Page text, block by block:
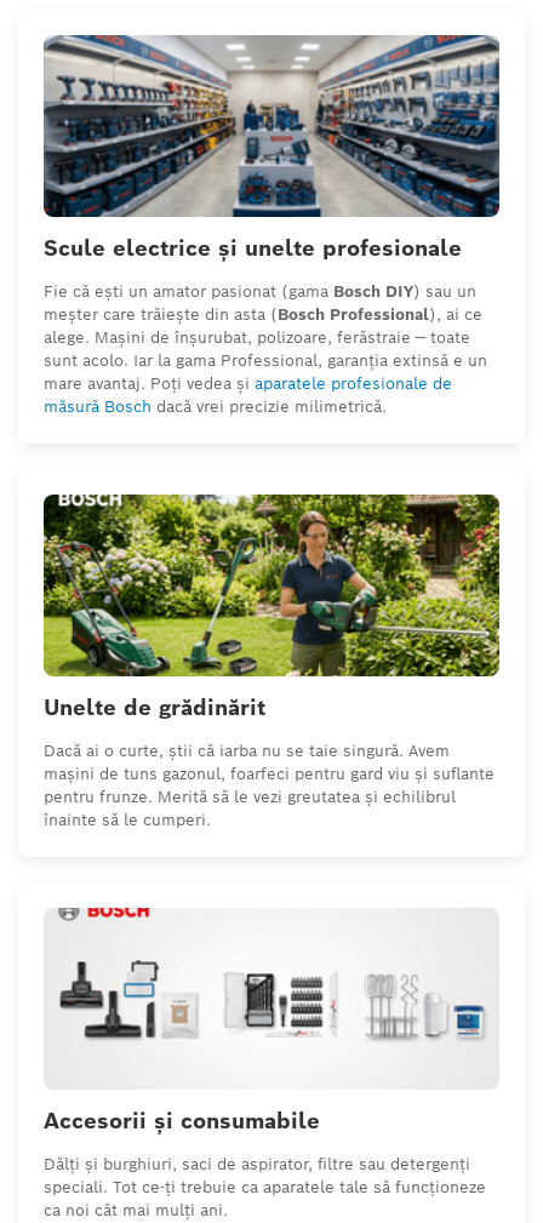
Scule electrice și unelte profesionale
Fie că ești un amator pasionat (gama Bosch DIY) sau un
meșter care trăiește din asta (Bosch Professional), ai ce
alege. Mașini de înșurubat, polizoare, ferăstraie — toate
sunt acolo. Iar la gama Professional, garanția extinsă e un
mare avantaj. Poți vedea și aparatele profesionale de
măsură Bosch dacă vrei precizie milimetrică.
Unelte de grădinărit
Dacă ai o curte, știi că iarba nu se taie singură. Avem
mașini de tuns gazonul, foarfeci pentru gard viu și suflante
pentru frunze. Merită să le vezi greutatea și echilibrul
înainte să le cumperi.
Accesorii și consumabile
Dălți și burghiuri, saci de aspirator, filtre sau detergenți
speciali. Tot ce-ți trebuie ca aparatele tale să funcționeze
ca noi cât mai mulți ani.